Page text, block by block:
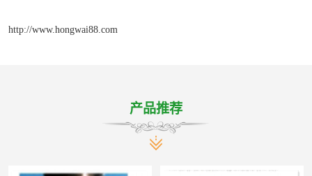
http://www.hongwai88.com
产品推荐